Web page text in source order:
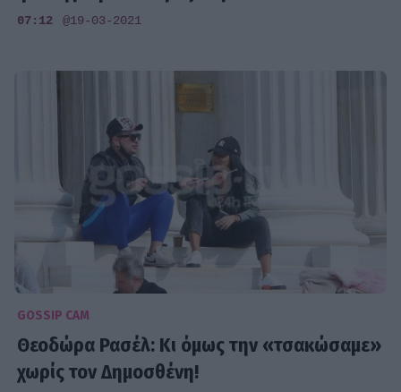
07:12 @19-03-2021
GOSSIP CAM
Θεοδώρα Ρασέλ: Κι όμως την «τσακώσαμε»
χωρίς τον Δημοσθένη!